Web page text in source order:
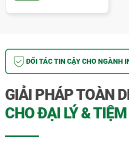
Video - Hướng dẫn sử dụng Máy ép
từ A đến Z
Thông số kỹ thuậtMáy Ép
ĐỐI TÁC TIN CẬY CHO NGÀNH
GIẢI PHÁP TOÀN
CHO ĐẠI LÝ &